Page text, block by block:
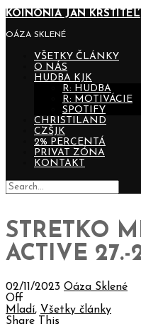
KOINONIA JÁN KRSTITEĽ
OÁZA SKLENÉ
VŠETKY ČLÁNKY
O NÁS
HUDBA KJK
R: HUDBA
R: MOTIVÁCIE
SPOTIFY
CHRISTILAND
CZŠJK
2% PERCENTÁ
PRIVAT ZÓNA
KONTAKT
STRETKO
ACTIVE 27.-
02/11/2023 Oáza Sklené
Off
Mladí, Všetky články
Share This